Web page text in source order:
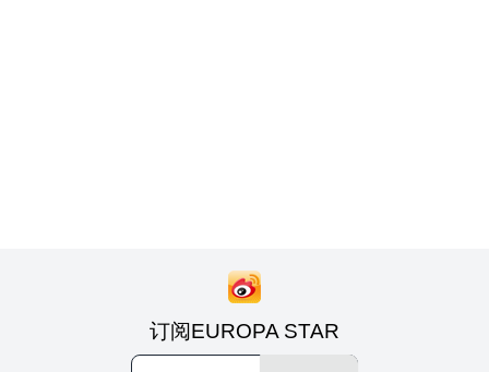
订阅EUROPA STAR